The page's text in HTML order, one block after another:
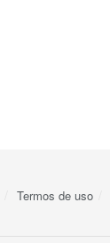
Termos de uso